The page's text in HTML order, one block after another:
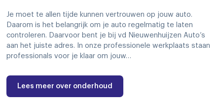
Je moet te allen tijde kunnen vertrouwen op jouw auto.
Daarom is het belangrijk om je auto regelmatig te laten
controleren. Daarvoor bent je bij vd Nieuwenhuijzen Auto’s
aan het juiste adres. In onze professionele werkplaats staan
professionals voor je klaar om jouw…
Lees meer over onderhoud